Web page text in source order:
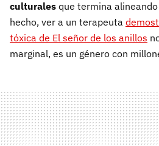
culturales que termina
hecho, ver a un terapeuta
tóxica de El señor de los anillos
marginal, es un género con